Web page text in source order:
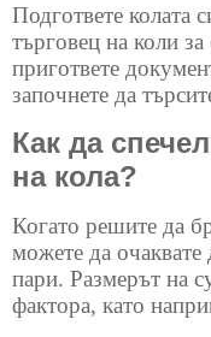
Подгответе колата
търговец на коли
пригответе
започнете да
Как да
на кола?
Когато решите да
можете да очаквате
пари. Размерът на
фактора, като